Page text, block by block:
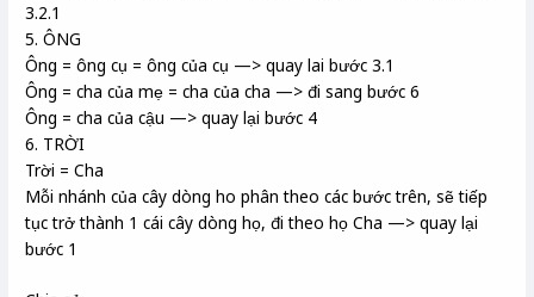
3.2.1
5. ÔNG
Ông = ông cụ = ông của cụ —> quay lai bước 3.1
Ông = cha của mẹ = cha của cha —> đi sang bước 6
Ông = cha của cậu —> quay lại bước 4
6. TRỜI
Trời = Cha
Mỗi nhánh của cây dòng ho phân theo các bước trên, sẽ tiếp
tục trở thành 1 cái cây dòng họ, đi theo họ Cha —> quay lại
bước 1